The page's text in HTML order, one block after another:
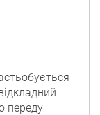
переду